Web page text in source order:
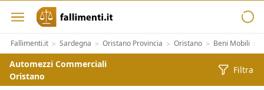
Fallimenti.it > Sardegna > Oristano Provincia > Oristano > Beni Mobili >
Automezzi Commerciali
Oristano
Filtra